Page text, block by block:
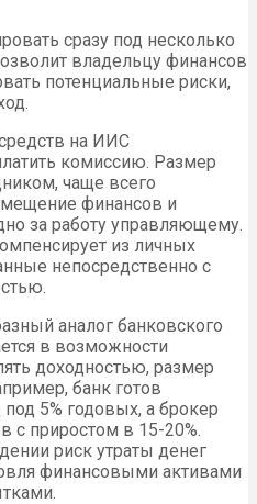
сразу под несколько
владельцу финансов
потенциальные риски,
на ИИС
комиссию. Размер
чаще всего
финансов и
за работу управляющему.
из личных
непосредственно с
аналог банковского
в возможности
доходностью, размер
банк готов
5% годовых, а брокер
с приростом в 15-20%.
риск утраты денег
финансовыми активами